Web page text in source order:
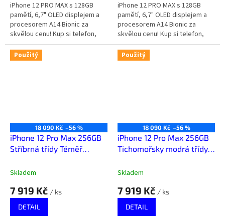
iPhone 12 PRO MAX s 128GB
pamětí, 6,7" OLED displejem a
procesorem A14 Bionic za
skvělou cenu! Kup si telefon,
který za málo peněz zahraje
spoustu muziky.
iPhone 12 PRO MAX s 128GB
pamětí, 6,7" OLED displejem a
procesorem A14 Bionic za
skvělou cenu! Kup si telefon,
který za málo peněz zahraje
spoustu muziky.
Použitý
18 090 Kč –56 %
iPhone 12 Pro Max 256GB
Stříbrná třídy Téměř
Skladem
7 919 Kč / ks
DETAIL
Použitý
18 090 Kč –56 %
iPhone 12 Pro Max 256GB
Tichomořsky modrá třídy
Skladem
7 919 Kč / ks
DETAIL